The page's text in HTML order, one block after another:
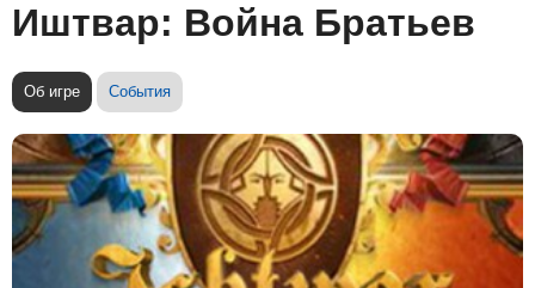
Иштвaр: Вoйнa Брaтьeв
Об игре События